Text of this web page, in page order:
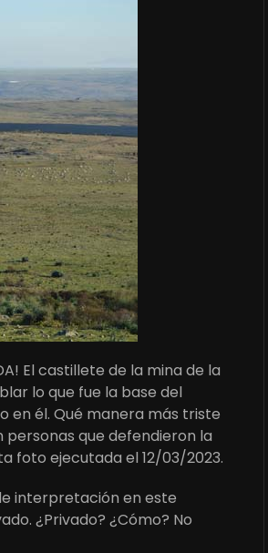
El castillete de la mina de la
lo que fue la base del
en él. Qué manera más triste
personas que defendieron la
foto ejecutada el 12/03/2023.
interpretación en este
¿Privado? ¿Cómo? No